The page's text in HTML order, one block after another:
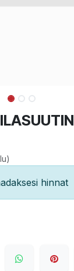
hinnat